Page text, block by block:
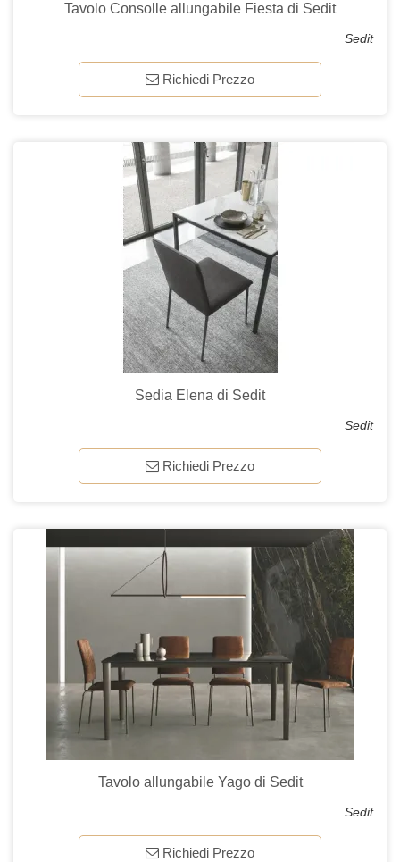
Tavolo Consolle allungabile Fiesta di Sedit
Sedit
Richiedi Prezzo
Sedia Elena di Sedit
Sedit
Richiedi Prezzo
Tavolo allungabile Yago di Sedit
Sedit
Richiedi Prezzo